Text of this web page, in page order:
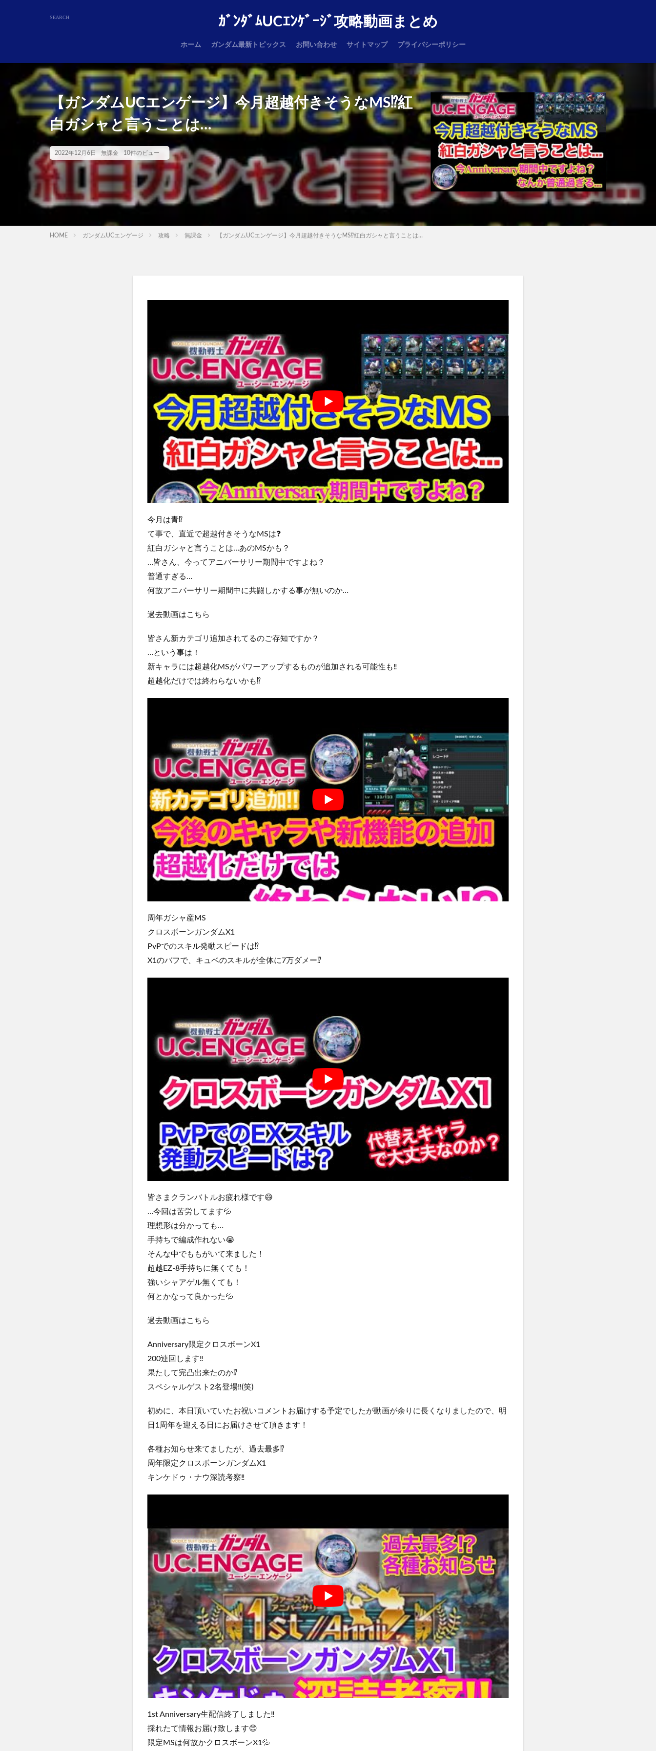
ｶﾞﾝﾀﾞﾑUCｴﾝｹﾞｰｼﾞ攻略動画まとめ
ホーム ガンダム最新トピックス お問い合わせ サイトマップ プライバシーポリシー
【ガンダムUCエンゲージ】今月超越付きそうなMS⁉️紅
白ガシャと言うことは…
2022年12月6日 無課金 10件のビュー
HOME ガンダムUCエンゲージ 攻略 無課金 【ガンダムUCエンゲージ】今月超越付きそうなMS⁉️紅白ガシャと言うことは…
今月は青⁉️
て事で、直近で超越付きそうなMSは❓
紅白ガシャと言うことは…あのMSかも？
…皆さん、今ってアニバーサリー期間中ですよね？
普通すぎる…
何故アニバーサリー期間中に共闘しかする事が無いのか…
過去動画はこちら
皆さん新カテゴリ追加されてるのご存知ですか？
…という事は！
新キャラには超越化MSがパワーアップするものが追加される可能性も‼️
超越化だけでは終わらないかも⁉️
周年ガシャ産MS
クロスボーンガンダムX1
PvPでのスキル発動スピードは⁉️
X1のバフで、キュベのスキルが全体に7万ダメー⁉️
皆さまクランバトルお疲れ様です😄
…今回は苦労してます💦
理想形は分かっても…
手持ちで編成作れない😭
そんな中でももがいて来ました！
超越EZ-8手持ちに無くても！
強いシャアゲル無くても！
何とかなって良かった💦
過去動画はこちら
Anniversary限定クロスボーンX1
200連回します‼️
果たして完凸出来たのか⁉️
スペシャルゲスト2名登場‼️(笑)
初めに、本日頂いていたお祝いコメントお届けする予定でしたが動画が余りに長くなりましたので、明
日1周年を迎える日にお届けさせて頂きます！
各種お知らせ来てましたが、過去最多⁉️
周年限定クロスボーンガンダムX1
キンケドゥ・ナウ深読考察‼️
1st Anniversary生配信終了しました‼️
採れたて情報お届け致します😊
限定MSは何故かクロスボーンX1💦